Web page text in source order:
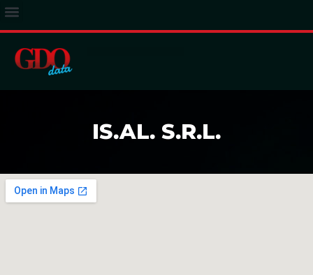
IS.AL. S.R.L.